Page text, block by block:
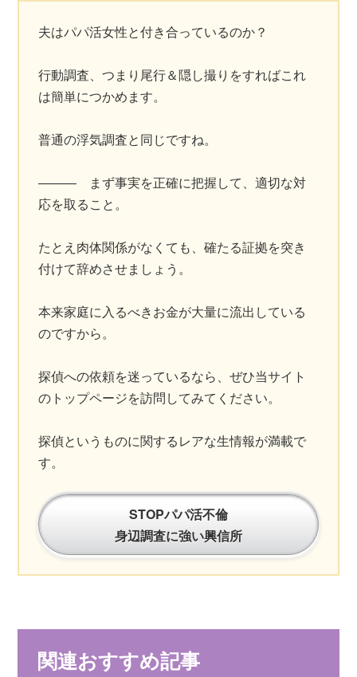
夫はパパ活女性と付き合っているのか？
行動調査、つまり尾行＆隠し撮りをすればこれ
は簡単につかめます。
普通の浮気調査と同じですね。
――― まず事実を正確に把握して、適切な対
応を取ること。
たとえ肉体関係がなくても、確たる証拠を突き
付けて辞めさせましょう。
本来家庭に入るべきお金が大量に流出している
のですから。
探偵への依頼を迷っているなら、ぜひ当サイト
のトップページを訪問してみてください。
探偵というものに関するレアな生情報が満載で
す。
STOPパパ活不倫
身辺調査に強い興信所
関連おすすめ記事